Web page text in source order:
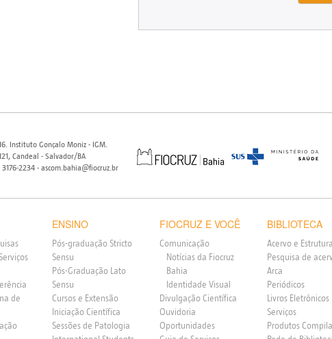
Instituto Gonçalo Moniz - IGM.
Candeal - Salvador/BA
3176-2234 - ascom.bahia@fiocruz.br
de
ENSINO
Pós-graduação Stricto
Sensu
Pós-Graduação Lato
Sensu
Cursos e Extensão
Iniciação Científica
Sessões de Patologia
FIOCRUZ E VOCÊ
Comunicação
Notícias da Fiocruz
Bahia
Identidade Visual
Divulgação Científica
Ouvidoria
Oportunidades
BIBLIOTECA
Acervo e Estrutura
Pesquisa de
Arca
Periódicos
Livros Eletrônicos
Serviços
Produtos